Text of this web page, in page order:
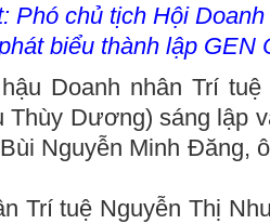
Phó chủ tịch Hội
biểu thành lập GEN
Doanh nhân Trí
Dương) sáng lập
Nguyễn Minh Đăng,
Trí tuệ Nguyễn Thị